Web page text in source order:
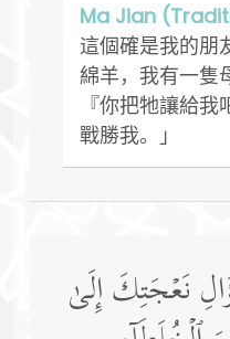
Ma Jian
這個確是我的朋
綿羊，我有一隻
『你把牠讓給
戰勝我。」
نَعۡجَتِكَ إِلَىٰ